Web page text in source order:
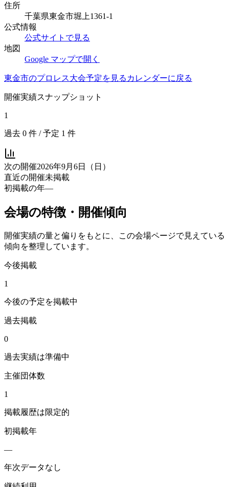
住所
千葉県東金市堀上1361-1
公式情報
公式サイトで見る
地図
Google マップで開く
東金市のプロレス大会予定を見る カレンダーに戻る
開催実績スナップショット
1
過去 0 件 / 予定 1 件
次の開催2026年9月6日（日）
直近の開催未掲載
初掲載の年—
会場の特徴・開催傾向
開催実績の量と偏りをもとに、この会場ページで見えている
傾向を整理しています。
今後掲載
1
今後の予定を掲載中
過去掲載
0
過去実績は準備中
主催団体数
1
掲載履歴は限定的
初掲載年
—
年次データなし